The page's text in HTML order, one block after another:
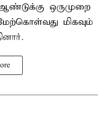
ஒருமுறை
மிகவும்